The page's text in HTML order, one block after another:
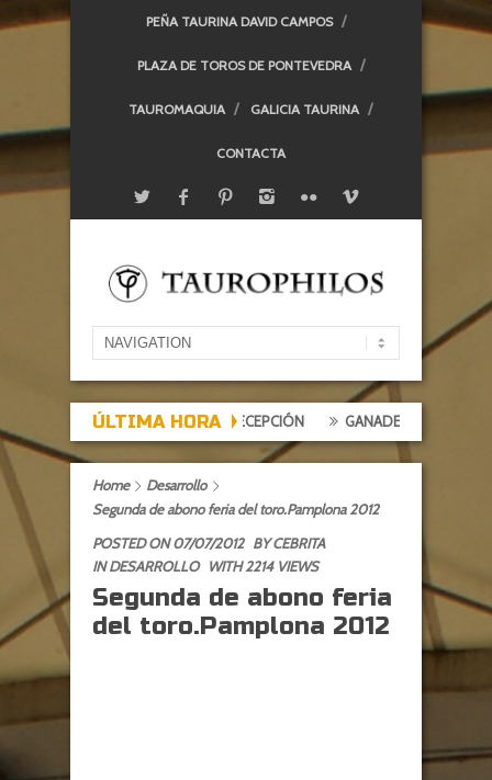
PEÑA TAURINA DAVID CAMPOS
PLAZA DE TOROS DE PONTEVEDRA
TAUROMAQUIA GALICIA TAURINA
CONTACTA
ÚLTIMA HORA
DE EXPECTACIÓN, TARDE DE DECEPCIÓN GANADERÍAS:
Home
Desarrollo
Segunda de abono feria del toro.Pamplona 2012
POSTED ON 07/07/2012 BYCEBRITA
INDESARROLLO WITH 2214 VIEWS
Segunda de abono feria
del toro.Pamplona 2012